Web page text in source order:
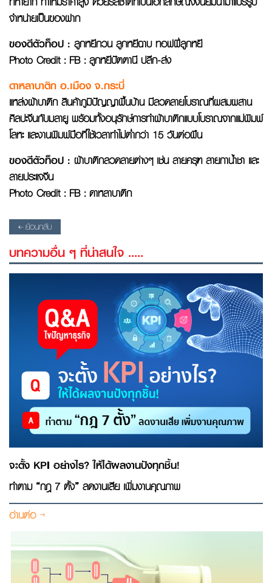
จำหน่ายเป็นของฝาก
ของดีตัวท็อป : ลูกหยีกวน ลูกหยีฉาบ ทอฟฟี่ลูกหยี
Photo Credit : FB : ลูกหยีปัตตานี ปลีก-ส่ง
ดาหลาบาติก อ.เมือง จ.กระบี่
แหล่งผ้าบาติก สินค้าภูมิปัญญาพื้นบ้าน มีลวดลายโบราณที่ผสมผสาน
ศิลปะจีนกับมลายู พร้อมทั้งอนุรักษ์การทำผ้าบาติกแบบโบราณจากแม่พิมพ์
โลหะ และงานพิมพ์มือที่ใช้เวลาทำไม่ต่ำกว่า 15 วันต่อผืน
ของดีตัวท็อป : ผ้าบาติกลวดลายต่างๆ เช่น ลายครุฑ ลายกาน้ำชา และ
ลายประแจจีน
Photo Credit : FB : ดาหลาบาติก
ย้อนกลับ
บทความอื่น ๆ ที่น่าสนใจ .....
จะตั้ง KPI อย่างไร? ให้ได้ผลงานปังทุกชิ้น!
ทำตาม “กฎ 7 ตั้ง” ลดงานเสีย เพิ่มงานคุณภาพ
อ่านต่อ